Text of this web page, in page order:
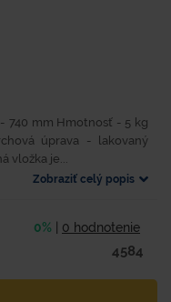
740 mm Hmotnosť - 5 kg
úprava - lakovaný
vložka je...
Zobraziť celý popis
0% 0 hodnotenie
4584